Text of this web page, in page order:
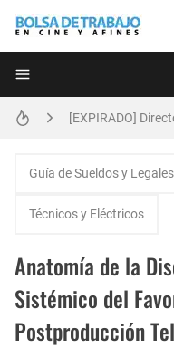
Guía de Sueldos y Legales
Técnicos y Eléctricos
Anatomía de la
Sistémico del
Postproducción